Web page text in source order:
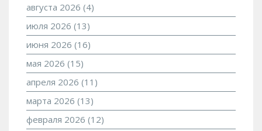
августа 2026 (4)
июля 2026 (13)
июня 2026 (16)
мая 2026 (15)
апреля 2026 (11)
марта 2026 (13)
февраля 2026 (12)